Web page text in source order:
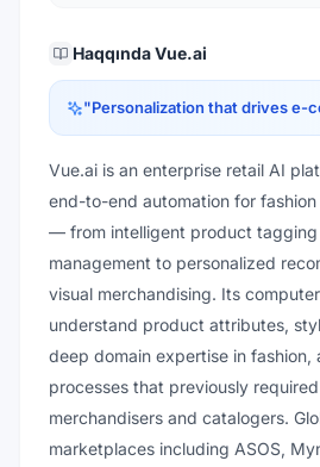
HaqqındaVue.ai
"Personalization that drives e-
Vue.ai is an enterprise retail AI
end-to-end automation for
— from intelligent product tagging
management to personalized
visual merchandising. Its
understand product attributes,
deep domain expertise in fashion,
processes that previously
merchandisers and catalogers.
marketplaces including ASOS,